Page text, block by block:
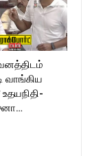
வாங்கிய